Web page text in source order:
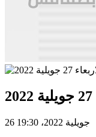
26 جويلية 2022، 19:30